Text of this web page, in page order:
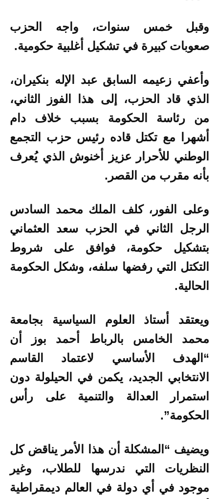
وقبل خمس سنوات، واجه الحزب
صعوبات كبيرة في تشكيل أغلبية حكومية.
وأعفي زعيمه السابق عبد الإله بنكيران،
الذي قاد الحزب، إلى هذا الفوز الثاني،
من رئاسة الحكومة بسبب خلاف دام
أشهرا مع تكتل قاده رئيس حزب التجمع
الوطني للأحرار عزيز أخنوش الذي يُعرف
بأنه مقرب من القصر.
وعلى الفور، كلف الملك محمد السادس
الرجل الثاني في الحزب سعد العثماني
بتشكيل حكومة، فوافق على شروط
التكتل التي رفضها سلفه، وشكل الحكومة
الحالية.
ويعتقد أستاذ العلوم السياسية بجامعة
محمد الخامس بالرباط أحمد بوز أن
“الهدف الأساسي لاعتماد القاسم
الانتخابي الجديد، يكمن في الحيلولة دون
استمرار العدالة والتنمية على رأس
الحكومة”.
ويضيف “المشكلة أن هذا الأمر يناقض كل
النظريات التي ندرسها للطلاب، وغير
موجود في أي دولة في العالم ديمقراطية